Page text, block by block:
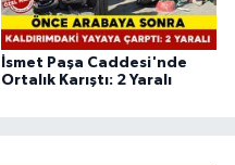
İsmet Paşa Caddesi'nde
Ortalık Karıştı: 2 Yaralı